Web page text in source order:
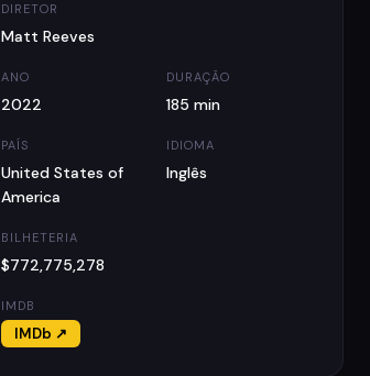
DIRETOR
Matt Reeves
ANO
2022
DURAÇÃO
185 min
PAÍS
United States of
America
IDIOMA
Inglês
BILHETERIA
$772,775,278
IMDB
IMDb ↗